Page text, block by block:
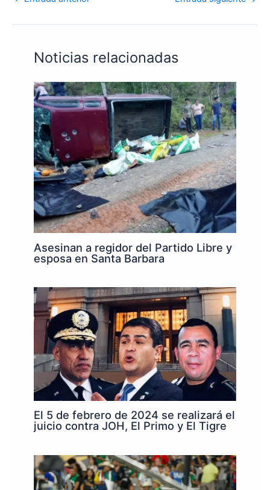
Noticias relacionadas
Asesinan a regidor del Partido Libre y
esposa en Santa Barbara
El 5 de febrero de 2024 se realizará el
juicio contra JOH, El Primo y El Tigre